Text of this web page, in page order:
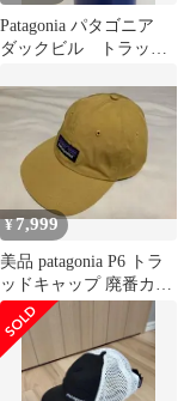
Patagonia パタゴニア
ダックビル トラッカ
¥7,999
美品 patagonia P6 トラ
ッドキャップ 廃番カラ
ー スプーンビル